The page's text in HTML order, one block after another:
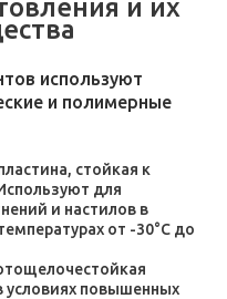
и их
используют
и полимерные
стойкая к
для
и настилов в
от -30°C до
условиях повышенных